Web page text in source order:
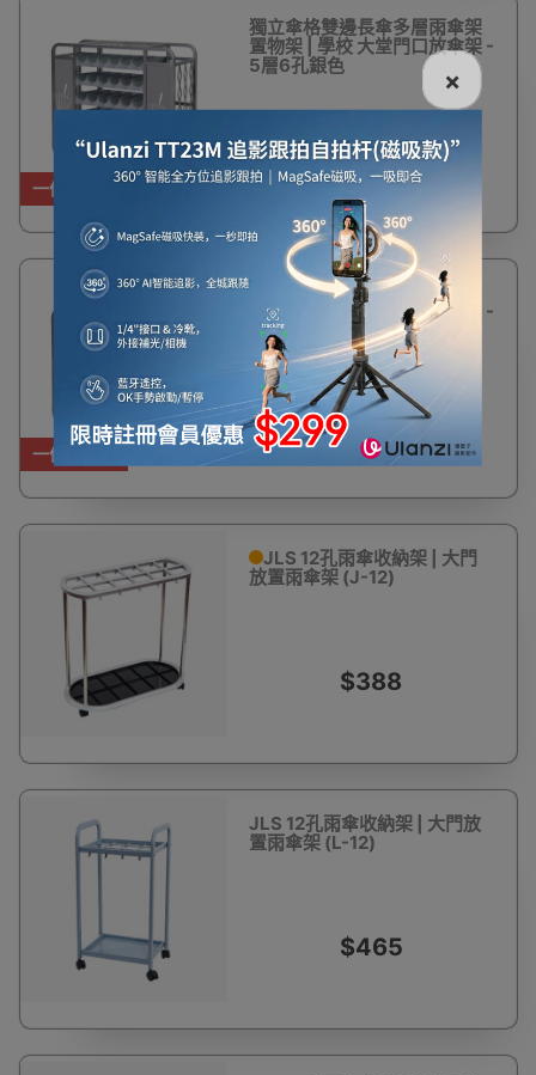
一件免運費
獨立傘格雙邊長傘多層雨傘架
置物架 | 學校 大堂門口放傘架 -
5層6孔銀色
$1,480
一件免運費
獨立傘格雙邊長傘多層雨傘架
置物架 | 學校 大堂門口放傘架 -
5層8孔銀色
$1,680
JLS 12孔雨傘收納架 | 大門
放置雨傘架 (J-12)
$388
JLS 12孔雨傘收納架 | 大門放
置雨傘架 (L-12)
$465
×